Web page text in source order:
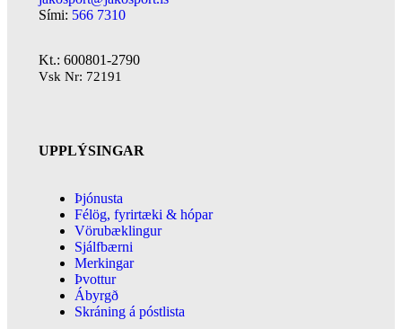
Sími: 566 7310
Kt.: 600801-2790
Vsk Nr: 72191
UPPLÝSINGAR
Þjónusta
Félög, fyrirtæki & hópar
Vörubæklingur
Sjálfbærni
Merkingar
Þvottur
Ábyrgð
Skráning á póstlista